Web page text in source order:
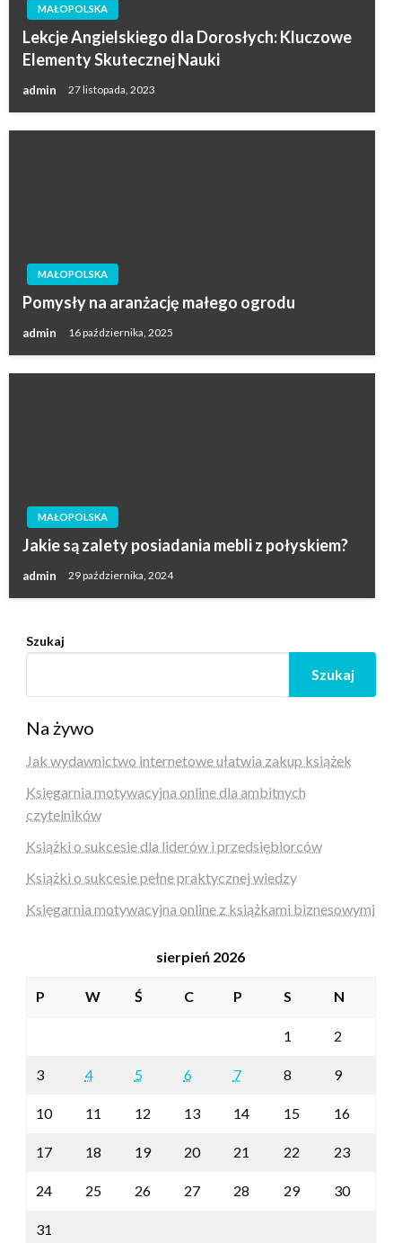
MAŁOPOLSKA
Lekcje Angielskiego dla Dorosłych: Kluczowe
Elementy Skutecznej Nauki
admin 27 listopada, 2023
MAŁOPOLSKA
Pomysły na aranżację małego ogrodu
admin 16 października, 2025
MAŁOPOLSKA
Jakie są zalety posiadania mebli z połyskiem?
admin 29 października, 2024
Szukaj
Szukaj
Na żywo
Jak wydawnictwo internetowe ułatwia zakup książek
Księgarnia motywacyjna online dla ambitnych
czytelników
Książki o sukcesie dla liderów i przedsiębiorców
Książki o sukcesie pełne praktycznej wiedzy
Księgarnia motywacyjna online z książkami biznesowymi
sierpień 2026
P W Ś C P S N
1 2
3 4 5 6 7 8 9
10 11 12 13 14 15 16
17 18 19 20 21 22 23
24 25 26 27 28 29 30
31